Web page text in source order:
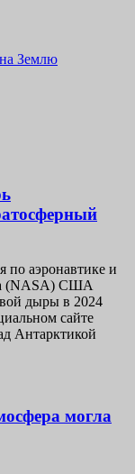
Землю
по аэронавтике и
(NASA) США
дыры в 2024
сайте
Антарктикой
могла